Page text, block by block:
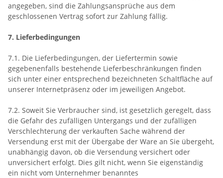
angegeben, sind die Zahlungsansprüche aus dem
geschlossenen Vertrag sofort zur Zahlung fällig.
7. Lieferbedingungen
7.1. Die Lieferbedingungen, der Liefertermin sowie
gegebenenfalls bestehende Lieferbeschränkungen finden
sich unter einer entsprechend bezeichneten Schaltfläche auf
unserer Internetpräsenz oder im jeweiligen Angebot.
7.2. Soweit Sie Verbraucher sind, ist gesetzlich geregelt, dass
die Gefahr des zufälligen Untergangs und der zufälligen
Verschlechterung der verkauften Sache während der
Versendung erst mit der Übergabe der Ware an Sie übergeht,
unabhängig davon, ob die Versendung versichert oder
unversichert erfolgt. Dies gilt nicht, wenn Sie eigenständig
ein nicht vom Unternehmer benanntes